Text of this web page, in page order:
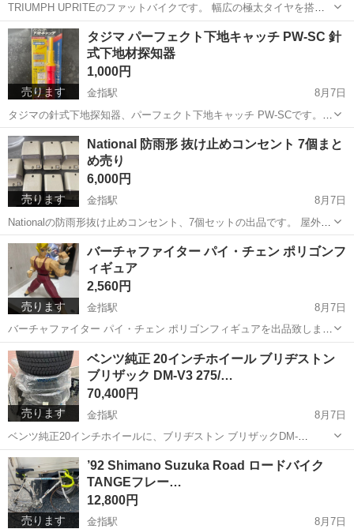
TRIUMPH UPRITEのファットバイクです。 幅広の極太タイヤを搭載
し、砂利道、砂浜、未舗装路など悪路でも安定した走行が可能です。
複数段変速機構付き、前後フェンダーが装着されており、泥はねを抑
えられます。 街乗り、キ...
静岡 浜松市 マウンテンバイク
売ります
タジマ パーフェクト下地キャッチ PW‑SC 針
式下地材探知器
1,000円
金指駅
8月7日
タジマの針式下地探知器、パーフェクト下地キャッチ PW‑SCです。
石膏ボード壁に針を刺すことで、壁裏の下地材の位置を確認する工具
になります。 探知可能な壁の厚さは最大24mm。フッ素樹脂加工針に
より、針が曲がりにくく、穴跡...
静岡 浜松市 その他 タジマ
売ります
National 防雨形 抜け止めコンセント 7個まと
め売り
6,000円
金指駅
8月7日
Nationalの防雨形抜け止めコンセント、7個セットの出品です。 屋外・
軒下など雨の飛沫がかかる場所で使用可能な防水タイプで、プラグを
回転させてロックする抜け止め機構が付いています。 15A 125V仕様、
2口タイプで露出...
静岡 浜松市 その他 National
売ります
バーチャファイター パイ・チェン ポリゴンフ
ィギュア
2,560円
金指駅
8月7日
バーチャファイター パイ・チェン ポリゴンフィギュアを出品致しま
す。 SEGA製のヴィンテージフィギュアで、当時の3Dポリゴングラフ
ィックを忠実に再現したレアアイテムです。 全体的に使用感・経年劣
化はありますが、大きな破損は...
静岡 浜松市 金指駅 模型、プラモデル
バーチャファイター
売ります
ベンツ純正 20インチホイール ブリヂストン
ブリザック DM-V3 275/…
70,400円
金指駅
8月7日
ベンツ純正20インチホイールに、ブリヂストン ブリザックDM-
V3（275/50R20）のスタッドレスタイヤを組み付けた4本セットです。
タイヤは使用1回の極上状態です。 直接引取り、または着払いでの発
送も対応可能です。店...
静岡 浜松市 ベンツ
売ります
’92 Shimano Suzuka Road ロードバイク
TANGEフレー…
12,800円
金指駅
8月7日